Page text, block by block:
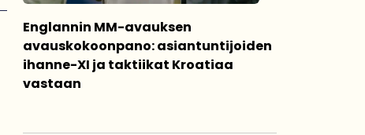
Englannin MM-avauksen
avauskokoonpano: asiantuntijoiden
ihanne-XI ja taktiikat Kroatiaa
vastaan